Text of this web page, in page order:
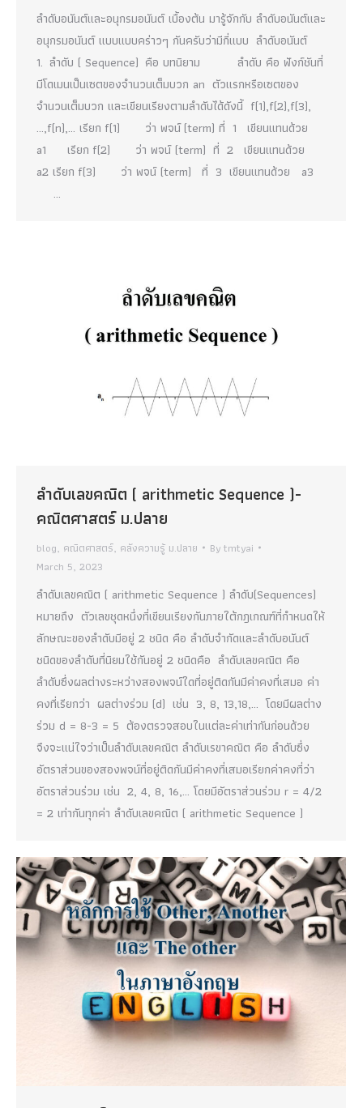
ลำดับอนันต์และอนุกรมอนันต์ เบื้องต้น มารู้จักกับ ลำดับอนันต์และ
อนุกรมอนันต์ แบบแบบคร่าวๆ กันครับว่ามีกี่แบบ ลำดับอนันต์
1. ลำดับ ( Sequence) คือ บทนิยาม ลำดับ คือ ฟังก์ชันที่
มีโดเมนเป็นเซตของจำนวนเต็มบวก an ตัวแรกหรือเซตของ
จำนวนเต็มบวก และเขียนเรียงตามลำดับได้ดังนี้ f(1),f(2),f(3),
…,f(n),… เรียก f(1) ว่า พจน์ (term) ที่ 1 เขียนแทนด้วย
a1 เรียก f(2) ว่า พจน์ (term) ที่ 2 เขียนแทนด้วย
a2 เรียก f(3) ว่า พจน์ (term) ที่ 3 เขียนแทนด้วย a3
…
ลำดับเลขคณิต ( arithmetic Sequence )-
คณิตศาสตร์ ม.ปลาย
blog, คณิตศาสตร์, คลังความรู้ ม.ปลาย Bytmtyai
March 5, 2023
ลำดับเลขคณิต ( arithmetic Sequence ) ลำดับ(Sequences)
หมายถึง ตัวเลขชุดหนึ่งที่เขียนเรียงกันภายใต้กฎเกณฑ์ที่กำหนดให้
ลักษณะของลำดับมีอยู่ 2 ชนิด คือ ลำดับจำกัดและลำดับอนันต์
ชนิดของลำดับที่นิยมใช้กันอยู่ 2 ชนิดคือ ลำดับเลขคณิต คือ
ลำดับซึ่งผลต่างระหว่างสองพจน์ใดที่อยู่ติดกันมีค่าคงที่เสมอ ค่า
คงที่เรียกว่า ผลต่างร่วม (d) เช่น 3, 8, 13,18,… โดยมีผลต่าง
ร่วม d = 8-3 = 5 ต้องตรวจสอบในแต่ละค่าเท่ากันก่อนด้วย
จึงจะแน่ใจว่าเป็นลำดับเลขคณิต ลำดับเรขาคณิต คือ ลำดับซึ่ง
อัตราส่วนของสองพจน์ที่อยู่ติดกันมีค่าคงที่เสมอเรียกค่าคงที่ว่า
อัตราส่วนร่วม เช่น 2, 4, 8, 16,… โดยมีอัตราส่วนร่วม r = 4/2
= 2 เท่ากันทุกค่า ลำดับเลขคณิต ( arithmetic Sequence )